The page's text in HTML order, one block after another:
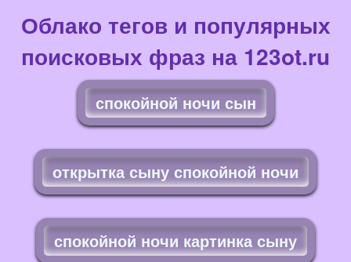
Облако тегов и популярных
поисковых фраз на 123ot.ru
спокойной ночи сын
открытка сыну спокойной ночи
спокойной ночи картинка сыну